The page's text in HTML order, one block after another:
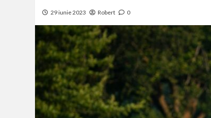
29 iunie 2023 Robert 0